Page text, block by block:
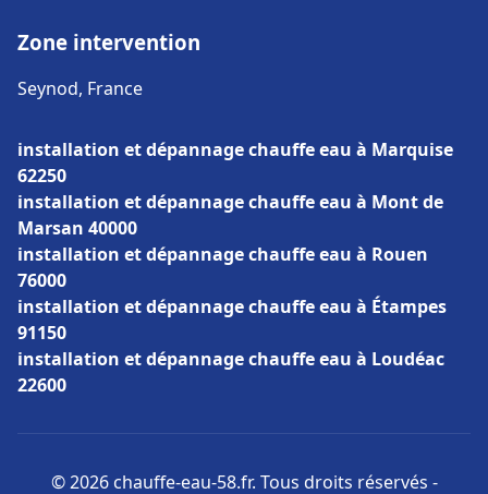
Zone intervention
Seynod, France
installation et dépannage chauffe eau à Marquise
62250
installation et dépannage chauffe eau à Mont de
Marsan 40000
installation et dépannage chauffe eau à Rouen
76000
installation et dépannage chauffe eau à Étampes
91150
installation et dépannage chauffe eau à Loudéac
22600
© 2026 chauffe-eau-58.fr. Tous droits réservés -